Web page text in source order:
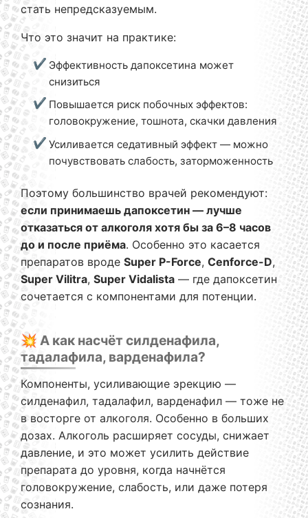
стать непредсказуемым.
Что это значит на практике:
Эффективность дапоксетина может
снизиться
Повышается риск побочных эффектов:
головокружение, тошнота, скачки давления
Усиливается седативный эффект — можно
почувствовать слабость, заторможенность
Поэтому большинство врачей рекомендуют:
если принимаешь дапоксетин — лучше
отказаться от алкоголя хотя бы за 6–8 часов
до и после приёма. Особенно это касается
препаратов вроде Super P-Force, Cenforce-D,
Super Vilitra, Super Vidalista — где дапоксетин
сочетается с компонентами для потенции.
💥 А как насчёт силденафила,
тадалафила, варденафила?
Компоненты, усиливающие эрекцию —
силденафил, тадалафил, варденафил — тоже не
в восторге от алкоголя. Особенно в больших
дозах. Алкоголь расширяет сосуды, снижает
давление, и это может усилить действие
препарата до уровня, когда начнётся
головокружение, слабость, или даже потеря
сознания.